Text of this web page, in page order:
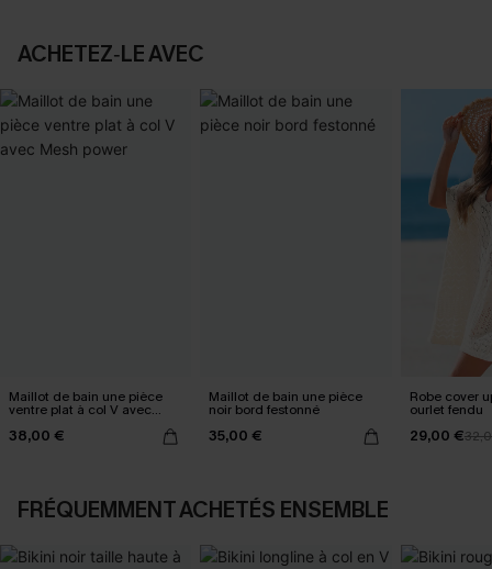
ACHETEZ‑LE AVEC
Maillot de bain une pièce
ventre plat à col V avec
Mesh power
38,00 €
Maillot de bain une pièce
noir bord festonné
35,00 €
Robe cover
ourlet fendu
29,00 €
FRÉQUEMMENT ACHETÉS ENSEMBLE